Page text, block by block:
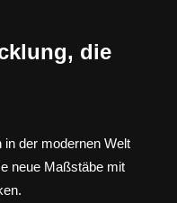
die
in der modernen Welt
neue Maßstäbe mit